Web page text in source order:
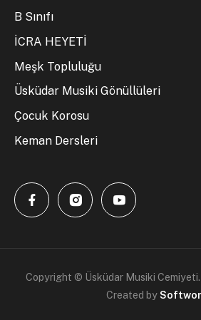
B Sınıfı
İCRA HEYETİ
Meşk Topluluğu
Üsküdar Musiki Gönüllüleri
Çocuk Korosu
Keman Dersleri
Copyright © Üsküdar Musiki
Created by